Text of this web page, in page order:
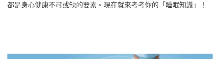
都是身心健康不可或缺的要素。現在就來考考你的「睡眠知識」！